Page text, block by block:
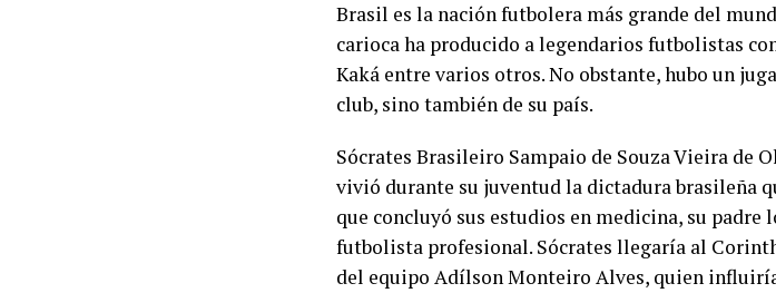
Brasil es la nación futbolera más grande del
carioca ha producido a legendarios futbolistas
Kaká entre varios otros. No obstante, hubo un
club, sino también de su país.
Sócrates Brasileiro Sampaio de Souza Vieira de
vivió durante su juventud la dictadura brasileña
que concluyó sus estudios en medicina, su
futbolista profesional. Sócrates llegaría al
del equipo Adílson Monteiro Alves, quien